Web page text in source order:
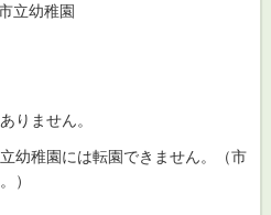
立幼稚園
ません。
稚園には転園できません。（市
）